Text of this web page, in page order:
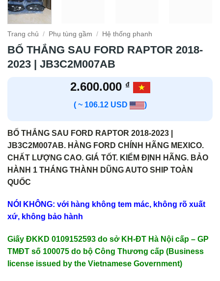
Trang chủ / Phụ tùng gầm / Hệ thống phanh
BỐ THẮNG SAU FORD RAPTOR 2018-
2023 | JB3C2M007AB
2.600.000 ₫
( ~ 106.12 USD )
BỐ THẮNG SAU FORD RAPTOR 2018-2023 |
JB3C2M007AB. HÀNG FORD CHÍNH HÃNG MEXICO.
CHẤT LƯỢNG CAO. GIÁ TỐT. KIỂM ĐỊNH HÃNG. BẢO
HÀNH 1 THÁNG THÀNH DŨNG AUTO SHIP TOÀN
QUỐC
NÓI KHÔNG: với hàng không tem mác, không rõ xuất
xứ, không bảo hành
Giấy ĐKKD 0109152593 do sở KH-ĐT Hà Nội cấp – GP
TMĐT số 100075 do bộ Công Thương cấp (Business
license issued by the Vietnamese Government)